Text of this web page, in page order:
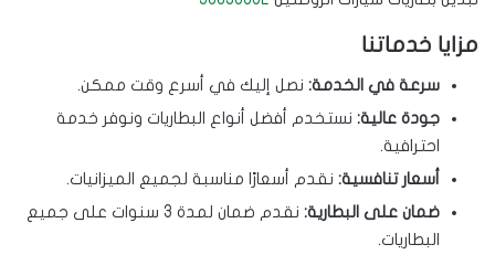
مزايا خدماتنا
سرعة في الخدمة: نصل إليك في أسرع وقت ممكن.
جودة عالية: نستخدم أفضل أنواع البطاريات ونوفر خدمة
احترافية.
أسعار تنافسية: نقدم أسعارًا مناسبة لجميع الميزانيات.
ضمان على البطارية:
نقدم ضمان لمدة 3 سنوات على جميع
البطاريات.